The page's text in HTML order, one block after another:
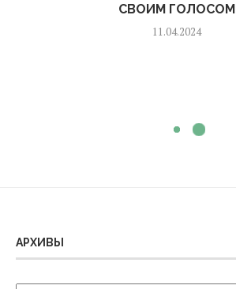
СВОИМ ГОЛОСОМ
11.04.2024
АРХИВЫ